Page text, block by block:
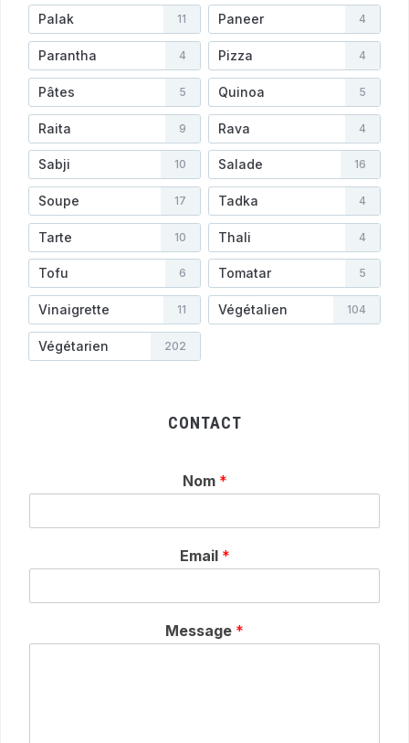
Palak 11 Paneer 4
Parantha 4 Pizza 4
Pâtes 5 Quinoa 5
Raita 9 Rava 4
Sabji 10 Salade 16
Soupe 17 Tadka 4
Tarte 10 Thali 4
Tofu 6 Tomatar 5
Vinaigrette 11 Végétalien 104
Végétarien 202
CONTACT
Nom *
Email *
Message *